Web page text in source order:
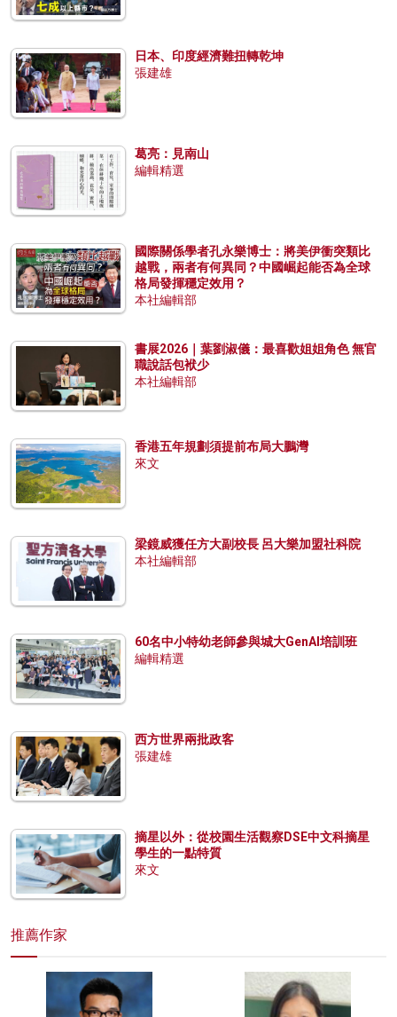
日本、印度經濟難扭轉乾坤
張建雄
葛亮：見南山
編輯精選
國際關係學者孔永樂博士：將美伊衝突類比
越戰，兩者有何異同？中國崛起能否為全球
格局發揮穩定效用？
本社編輯部
書展2026｜葉劉淑儀：最喜歡姐姐角色 無官
職說話包袱少
本社編輯部
香港五年規劃須提前布局大鵬灣
來文
梁鏡威獲任方大副校長 呂大樂加盟社科院
本社編輯部
60名中小特幼老師參與城大GenAI培訓班
編輯精選
西方世界兩批政客
張建雄
摘星以外：從校園生活觀察DSE中文科摘星
學生的一點特質
來文
推薦作家